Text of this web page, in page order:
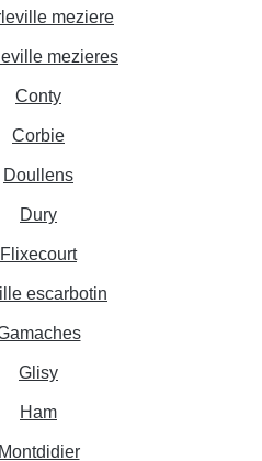
meziere
mezieres
Conty
Corbie
Doullens
Dury
Flixecourt
escarbotin
Glisy
Ham
Montdidier